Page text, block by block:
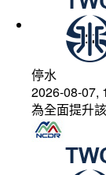
停水
2026-08-07,
為全面提升